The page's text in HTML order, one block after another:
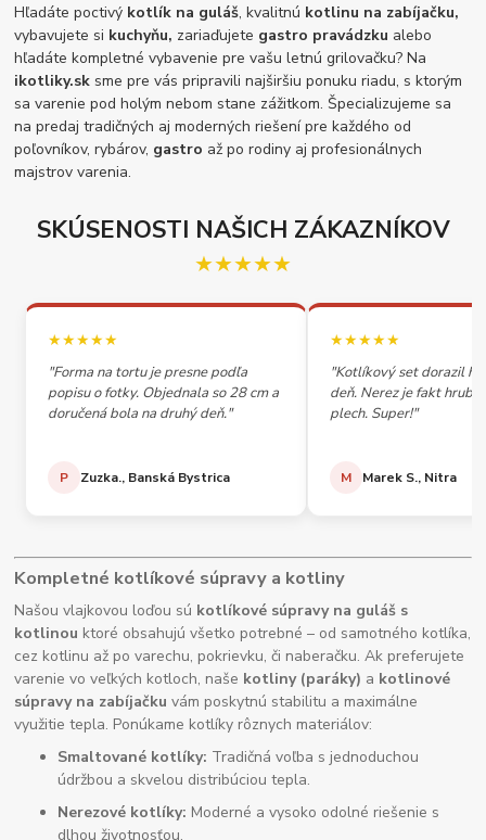
Hľadáte poctivý kotlík na guláš, kvalitnú kotlinu na zabíjačku,
vybavujete si kuchyňu, zariaďujete gastro pravádzku alebo
hľadáte kompletné vybavenie pre vašu letnú grilovačku? Na
ikotliky.sk sme pre vás pripravili najširšiu ponuku riadu, s ktorým
sa varenie pod holým nebom stane zážitkom. Špecializujeme sa
na predaj tradičných aj moderných riešení pre každého od
poľovníkov, rybárov, gastro až po rodiny aj profesionálnych
majstrov varenia.
SKÚSENOSTI NAŠICH ZÁKAZNÍKOV
★★★★★
★★★★★
"Forma na tortu je presne podľa
popisu o fotky. Objednala so 28 cm a
doručená bola na druhý deň."
P Zuzka., Banská Bystrica
★★★★★
"Kotlíkový set dorazil
deň. Nerez je fakt
plech. Super!"
M Marek S., Nitra
Kompletné kotlíkové súpravy a kotliny
Našou vlajkovou loďou sú kotlíkové súpravy na guláš s
kotlinou ktoré obsahujú všetko potrebné – od samotného kotlíka,
cez kotlinu až po varechu, pokrievku, či naberačku. Ak preferujete
varenie vo veľkých kotloch, naše kotliny (paráky) a kotlinové
súpravy na zabíjačku vám poskytnú stabilitu a maximálne
využitie tepla. Ponúkame kotlíky rôznych materiálov:
Smaltované kotlíky: Tradičná voľba s jednoduchou
údržbou a skvelou distribúciou tepla.
Nerezové kotlíky: Moderné a vysoko odolné riešenie s
dlhou životnosťou.